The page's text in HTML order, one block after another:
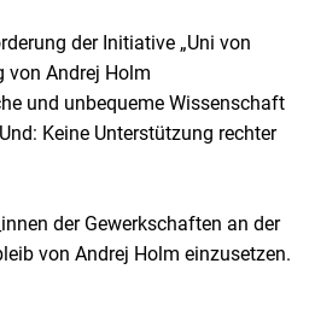
der Initiative „Uni von
von Andrej Holm
und unbequeme Wissenschaft
Keine Unterstützung rechter
der Gewerkschaften an der
von Andrej Holm einzusetzen.